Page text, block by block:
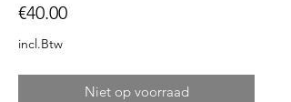
€40.00Prijs
incl.Btw
Niet op voorraad